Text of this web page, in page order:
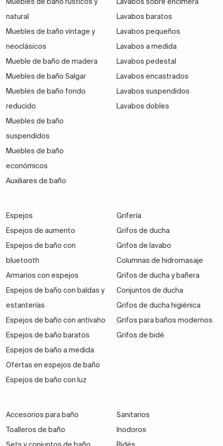
natural
Muebles de baño vintage y
neoclásicos
Mueble de baño de madera
Muebles de baño Salgar
Muebles de baño fondo
reducido
Muebles de baño
suspendidos
Muebles de baño
económicos
Auxiliares de baño
Lavabos baratos
Lavabos pequeños
Lavabos a medida
Lavabos pedestal
Lavabos encastrados
Lavabos suspendidos
Lavabos dobles
Espejos
Espejos de aumento
Espejos de baño con
bluetooth
Armarios con espejos
Espejos de baño con baldas y
estanterías
Espejos de baño con antivaho
Espejos de baño baratos
Espejos de baño a medida
Ofertas en espejos de baño
Espejos de baño con luz
Grifería
Grifos de ducha
Grifos de lavabo
Columnas de hidromasaje
Grifos de ducha y bañera
Conjuntos de ducha
Grifos de ducha higiénica
Grifos para baños modernos
Grifos de bidé
Accesorios para baño
Toalleros de baño
Sanitarios
Inodoros